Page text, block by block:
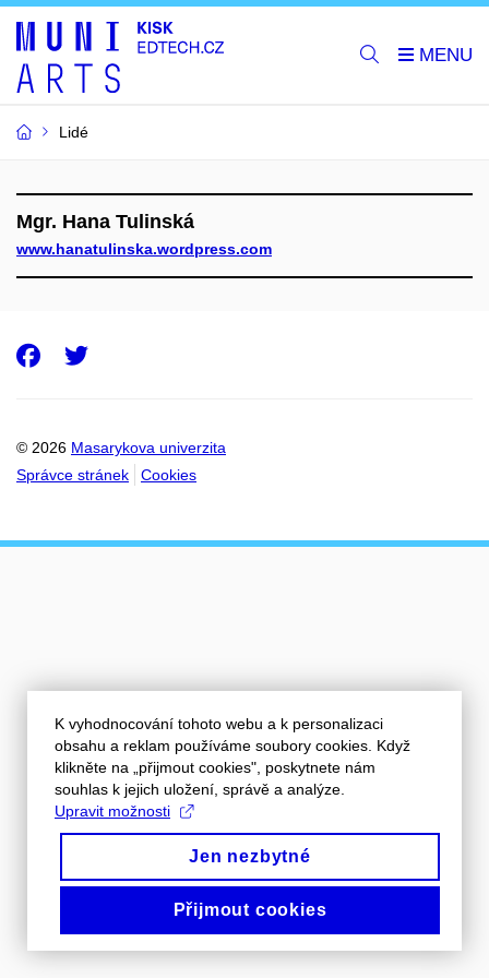
Lidé
Mgr. Hana Tulinská
www.hanatulinska.wordpress.com
© 2026 Masarykova univerzita
Správce stránek
Cookies
Facebook
Twitter
K vyhodnocování tohoto webu a k personalizaci
obsahu a reklam používáme soubory cookies. Když
klikněte na „přijmout cookies", poskytnete nám
souhlas k jejich uložení, správě a analýze.
Upravit možnosti
Jen nezbytné
Přijmout cookies